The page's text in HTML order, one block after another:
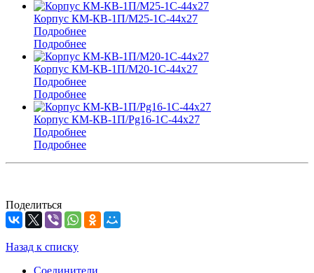
Корпус КМ-КВ-1П/М25-1С-44х27
Подробнее
Подробнее
Корпус КМ-КВ-1П/М20-1С-44х27
Подробнее
Подробнее
Корпус КМ-КВ-1П/Pg16-1С-44х27
Подробнее
Подробнее
Поделиться
Назад к списку
Соединители